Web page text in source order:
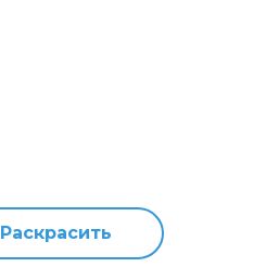
Раскрасить